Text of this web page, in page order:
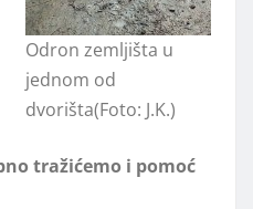
Odron zemljišta u
jednom od
dvorišta(Foto: J.K.)
tražićemo i pomoć